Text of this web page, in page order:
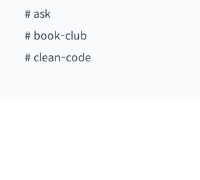
# ask
# book-club
#clean-code